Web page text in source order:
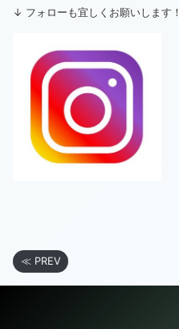
↓ フォローも宜しくお願いします！
≪ PREV